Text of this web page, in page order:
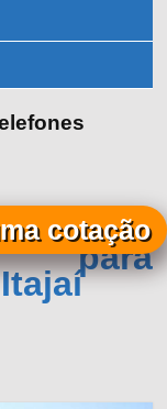
Calha
para
cotação